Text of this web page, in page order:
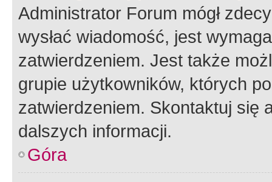
Administrator Forum mógł
wysłać wiadomość, jest
zatwierdzeniem. Jest także
grupie użytkowników, których
zatwierdzeniem. Skontaktuj się
dalszych informacji.
Góra